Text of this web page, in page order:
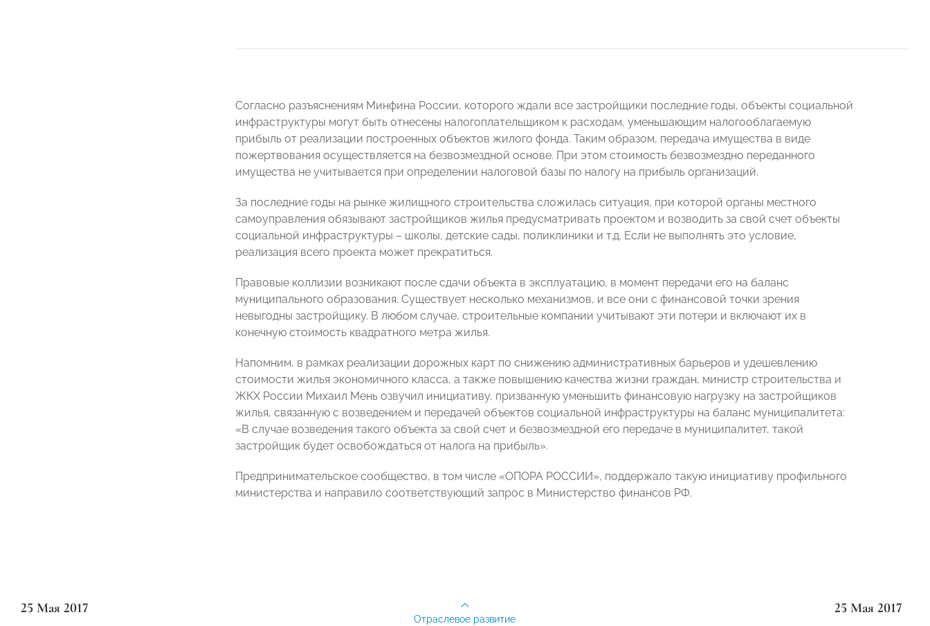
Согласно разъяснениям Минфина России, которого ждали все застройщики последние годы, объекты социальной
инфраструктуры могут быть отнесены налогоплательщиком к расходам, уменьшающим налогооблагаемую
прибыль от реализации построенных объектов жилого фонда. Таким образом, передача имущества в виде
пожертвования осуществляется на безвозмездной основе. При этом стоимость безвозмездно переданного
имущества не учитывается при определении налоговой базы по налогу на прибыль организаций.
За последние годы на рынке жилищного строительства сложилась ситуация, при которой органы местного
самоуправления обязывают застройщиков жилья предусматривать проектом и возводить за свой счет объекты
социальной инфраструктуры – школы, детские сады, поликлиники и т.д. Если не выполнять это условие,
реализация всего проекта может прекратиться.
Правовые коллизии возникают после сдачи объекта в эксплуатацию, в момент передачи его на баланс
муниципального образования. Существует несколько механизмов, и все они с финансовой точки зрения
невыгодны застройщику. В любом случае, строительные компании учитывают эти потери и включают их в
конечную стоимость квадратного метра жилья.
Напомним, в рамках реализации дорожных карт по снижению административных барьеров и удешевлению
стоимости жилья экономичного класса, а также повышению качества жизни граждан, министр строительства и
ЖКХ России Михаил Мень озвучил инициативу, призванную уменьшить финансовую нагрузку на застройщиков
жилья, связанную с возведением и передачей объектов социальной инфраструктуры на баланс муниципалитета:
«В случае возведения такого объекта за свой счет и безвозмездной его передаче в муниципалитет, такой
застройщик будет освобождаться от налога на прибыль».
Предпринимательское сообщество, в том числе «ОПОРА РОССИИ», поддержало такую инициативу профильного
министерства и направило соответствующий запрос в Министерство финансов РФ.
25 Мая 2017 25 Мая 2017
Отраслевое развитие